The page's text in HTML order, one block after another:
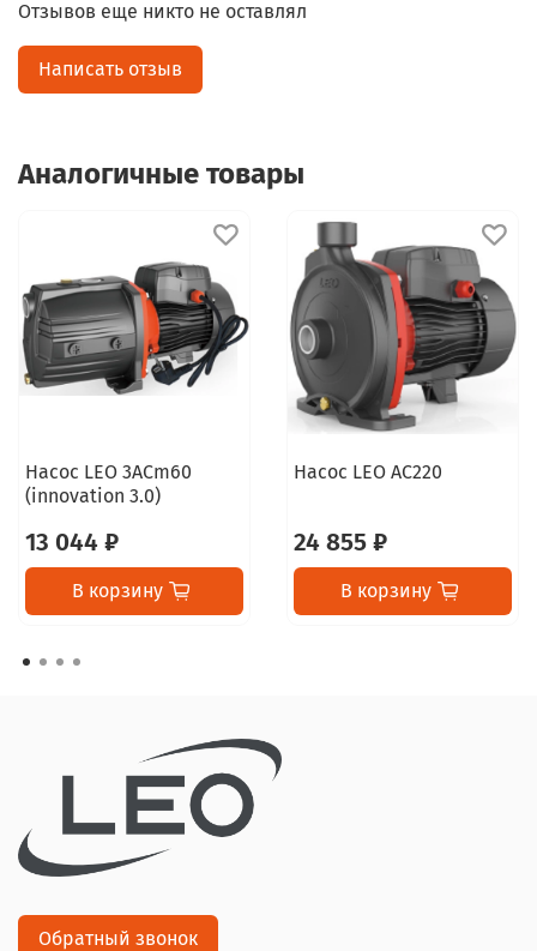
Отзывов еще никто не оставлял
Написать отзыв
Аналогичные товары
Насос LEO 3ACm60
(innovation 3.0)
13 044 ₽
В корзину
Насос LEO AC220
24 855 ₽
В корзину
Обратный звонок